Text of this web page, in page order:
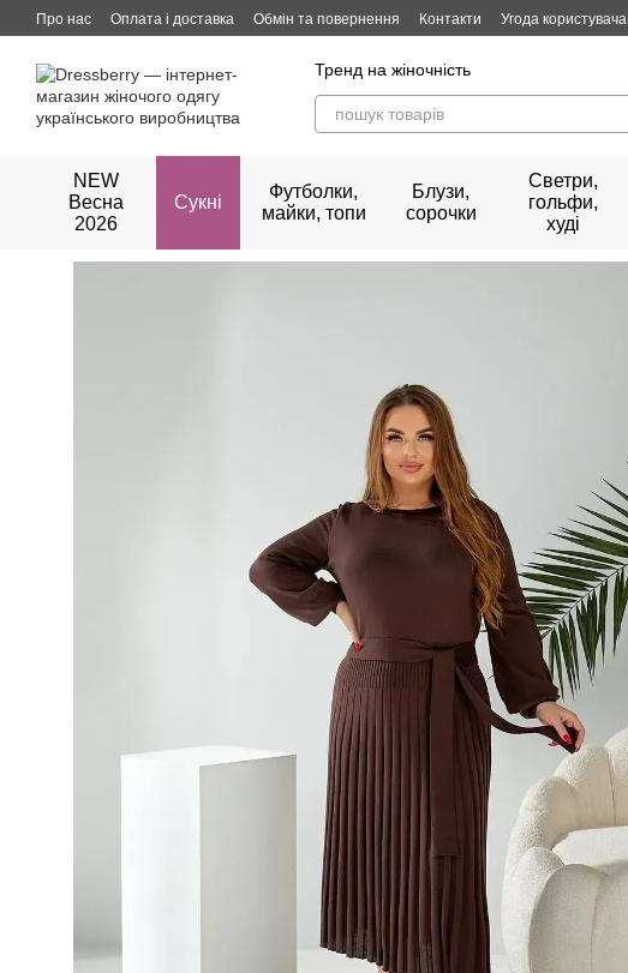
Перейти до основного контенту
Про нас Оплата і доставка Обмін та повернення Контакти Угода користувача
Тренд на жіночність
NEW
Весна
2026
Сукні
Футболки,
майки, топи
Блузи,
сорочки
Светри,
гольфи,
худі